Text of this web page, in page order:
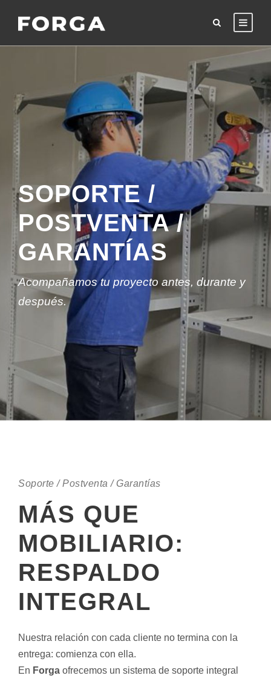
SOPORTE /
POSTVENTA /
GARANTÍAS
Acompañamos tu proyecto antes, durante y
después.
Soporte / Postventa / Garantías
MÁS QUE
MOBILIARIO:
RESPALDO
INTEGRAL
Nuestra relación con cada cliente no termina con la
entrega: comienza con ella.
En Forga ofrecemos un sistema de soporte integral